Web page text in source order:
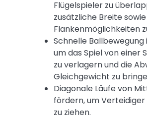
Flügelspieler zu
zusätzliche Breite sowie
Flankenmöglichkeiten
Schnelle
um das Spiel von einer
zu verlagern und die
Gleichgewicht zu
Diagonale Läufe von
fördern, um Verteidiger
zu ziehen.